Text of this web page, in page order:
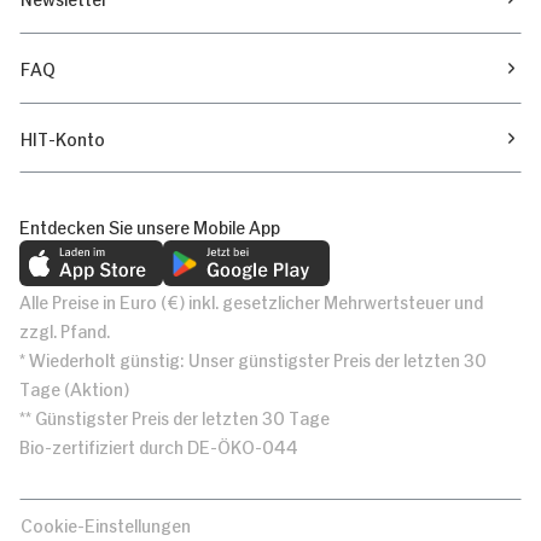
FAQ
HIT-Konto
Entdecken Sie unsere Mobile App
Alle Preise in Euro (€) inkl. gesetzlicher Mehrwertsteuer und
zzgl. Pfand.
* Wiederholt günstig: Unser günstigster Preis der letzten 30
Tage (Aktion)
** Günstigster Preis der letzten 30 Tage
Bio-zertifiziert durch DE-ÖKO-044
Cookie-Einstellungen